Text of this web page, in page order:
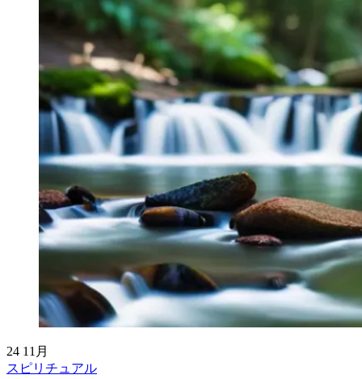
24 11月
スピリチュアル